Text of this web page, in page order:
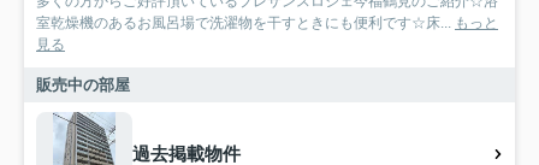
室乾燥機のあるお風呂場で洗濯物を干すときにも便利です☆床...
もっと
見る
販売中の部屋
過去掲載物件